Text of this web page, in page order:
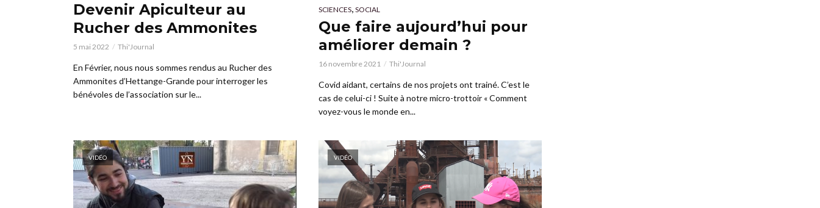
Devenir Apiculteur au
Rucher des Ammonites
5 mai 2022 Thi'Journal
En Février, nous nous sommes rendus au Rucher des
Ammonites d’Hettange-Grande pour interroger les
bénévoles de l’association sur le...
SCIENCES, SOCIAL
Que faire aujourd’hui pour
améliorer demain ?
16 novembre 2021 Thi'Journal
Covid aidant, certains de nos projets ont trainé. C’est le
cas de celui-ci ! Suite à notre micro-trottoir « Comment
voyez-vous le monde en...
VIDÉO VIDÉO